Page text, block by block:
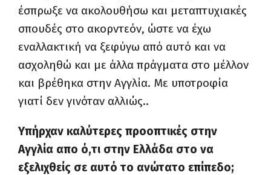
έσπρωξε να ακολουθήσω και μεταπτυχιακές
σπουδές στο ακορντεόν, ώστε να έχω
εναλλακτική να ξεφύγω από αυτό και να
ασχοληθώ και με άλλα πράγματα στο μέλλον
και βρέθηκα στην Αγγλία. Με υποτροφία
γιατί δεν γινόταν αλλιώς..
Υπήρχαν καλύτερες προοπτικές στην
Αγγλία απο ό,τι στην Ελλάδα στο να
εξελιχθείς σε αυτό το ανώτατο επίπεδο;